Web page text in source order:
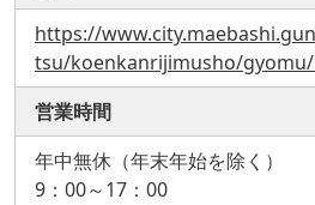
https://
tsu/koenkanrijimusho/
営業時間
年中無休（年末年始を除く）
9：00～17：00